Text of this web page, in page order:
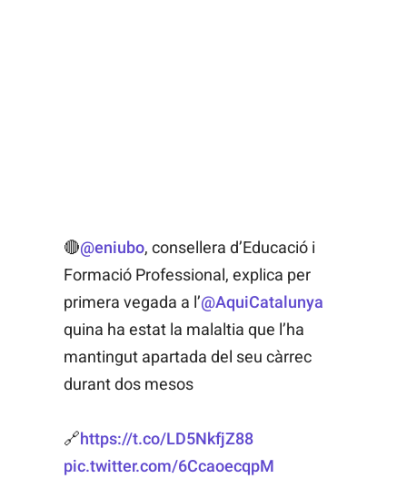
🔴@eniubo, consellera d’Educació i
Formació Professional, explica per
primera vegada a l’@AquiCatalunya
quina ha estat la malaltia que l’ha
mantingut apartada del seu càrrec
durant dos mesos
🔗https://t.co/LD5NkfjZ88
pic.twitter.com/6CcaoecqpM